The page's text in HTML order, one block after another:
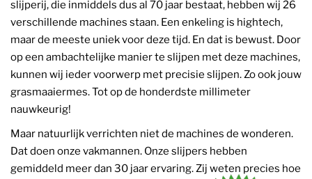
slijperij, die inmiddels dus al 70 jaar bestaat, hebben wij 26
verschillende machines staan. Een enkeling is hightech,
maar de meeste uniek voor deze tijd. En dat is bewust. Door
op een ambachtelijke manier te slijpen met deze machines,
kunnen wij ieder voorwerp met precisie slijpen. Zo ook jouw
grasmaaiermes. Tot op de honderdste millimeter
nauwkeurig!
Maar natuurlijk verrichten niet de machines de wonderen.
Dat doen onze vakmannen. Onze slijpers hebben
gemiddeld meer dan 30 jaar ervaring. Zij weten precies hoe